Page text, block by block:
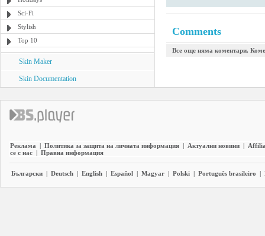
Sci-Fi
Stylish
Top 10
Skin Maker
Skin Documentation
Comments
Все още няма коментари.
Реклама | Политика за защита на личната информация | Актуални новини |
се с нас | Правна информация
Български | Deutsch | English | Español | Magyar | Polski | Português brasileiro |